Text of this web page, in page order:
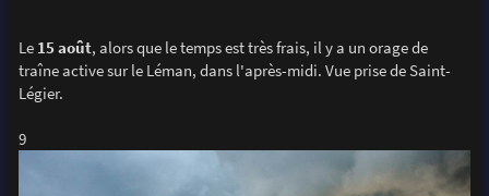
Le 15 août, alors que le temps est très frais, il y a un orage de
traîne active sur le Léman, dans l'après-midi. Vue prise de Saint-
Légier.
9